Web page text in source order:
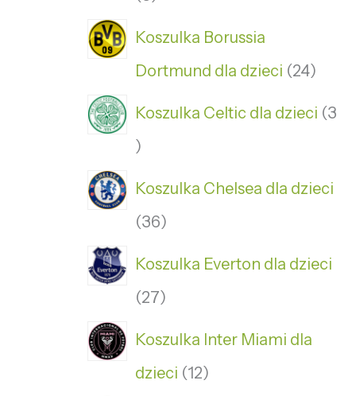
Koszulka Borussia
Dortmund dla dzieci 24
Koszulka Celtic dla dzieci 3
Koszulka Chelsea dla dzieci
36
Koszulka Everton dla dzieci
27
Koszulka Inter Miami dla
dzieci 12